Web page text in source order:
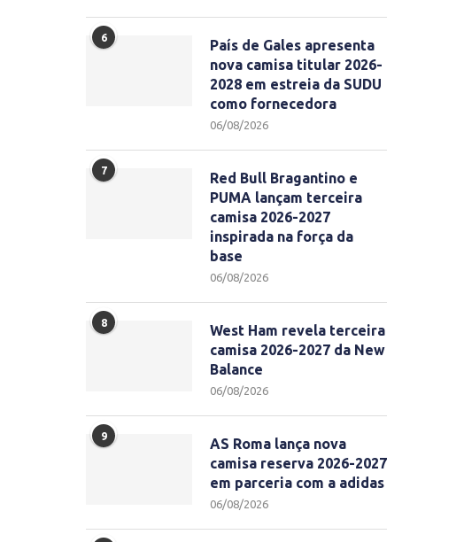
6
País de Gales apresenta
nova camisa titular 2026-
2028 em estreia da SUDU
como fornecedora
06/08/2026
7
Red Bull Bragantino e
PUMA lançam terceira
camisa 2026-2027
inspirada na força da
base
06/08/2026
8
West Ham revela terceira
camisa 2026-2027 da New
Balance
06/08/2026
9
AS Roma lança nova
camisa reserva 2026-2027
em parceria com a adidas
06/08/2026